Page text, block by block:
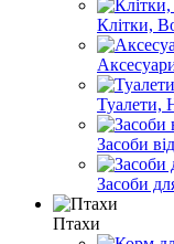
Клітки,
Туалети,
Засоби
Засоби
Птахи